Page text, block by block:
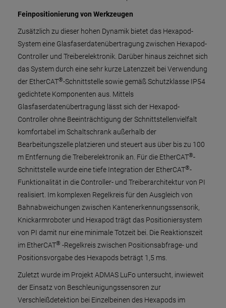
Feinpositionierung von Werkzeugen
Zusätzlich zu dieser hohen Dynamik bietet das Hexapod-
System eine Glasfaserdatenübertragung zwischen Hexapod-
Controller und Treiberelektronik. Darüber hinaus zeichnet sich
das System durch eine sehr kurze Latenzzeit bei Verwendung
der EtherCAT®-Schnittstelle sowie gemäß Schutzklasse IP54
gedichtete Komponenten aus. Mittels
Glasfaserdatenübertragung lässt sich der Hexapod-
Controller ohne Beeinträchtigung der Schnittstellenvielfalt
komfortabel im Schaltschrank außerhalb der
Bearbeitungszelle platzieren und steuert aus über bis zu 100
m Entfernung die Treiberelektronik an. Für die EtherCAT®-
Schnittstelle wurde eine tiefe Integration der EtherCAT®-
Funktionalität in die Controller- und Treiberarchitektur von PI
realisiert. Im komplexen Regelkreis für den Ausgleich von
Bahnabweichungen zwischen Kantenerkennungssensorik,
Knickarmroboter und Hexapod trägt das Positioniersystem
von PI damit nur eine minimale Totzeit bei. Die Reaktionszeit
im EtherCAT® -Regelkreis zwischen Positionsabfrage- und
Positionsvorgabe des Hexapods beträgt 1,5 ms.
Zuletzt wurde im Projekt ADMAS LuFo untersucht, inwieweit
der Einsatz von Beschleunigungssensoren zur
Verschleißdetektion bei Einzelbeinen des Hexapods im